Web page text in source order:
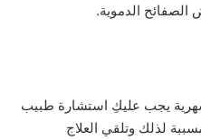
الدموية.
يجب عليكِ استشارة طبيب
لذلك وتلقي العلاج